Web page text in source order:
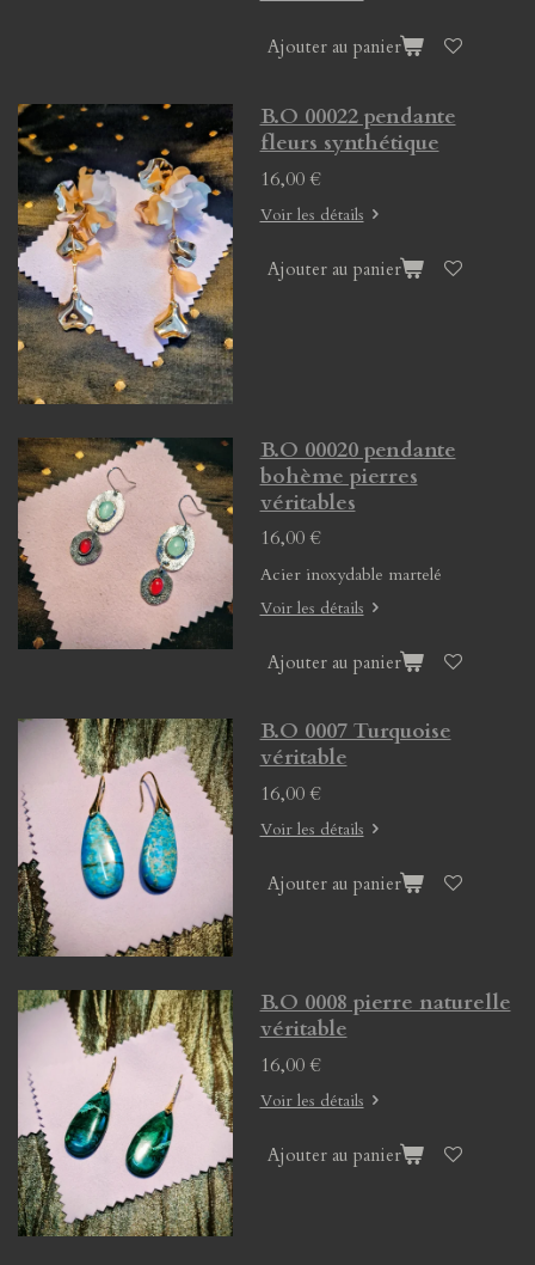
Ajouter au panier
B.O 00022 pendante
fleurs synthétique
16,00 €
Voir les détails
Ajouter au panier
B.O 00020 pendante
bohème pierres
véritables
16,00 €
Acier inoxydable martelé
Voir les détails
Ajouter au panier
B.O 0007 Turquoise
véritable
16,00 €
Voir les détails
Ajouter au panier
B.O 0008 pierre naturelle
véritable
16,00 €
Voir les détails
Ajouter au panier